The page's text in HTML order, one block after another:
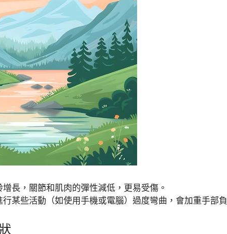
增長，關節和肌肉的彈性減低，更易受傷。
行某些活動（如使用手機或電腦）過度彎曲，會加重手部負